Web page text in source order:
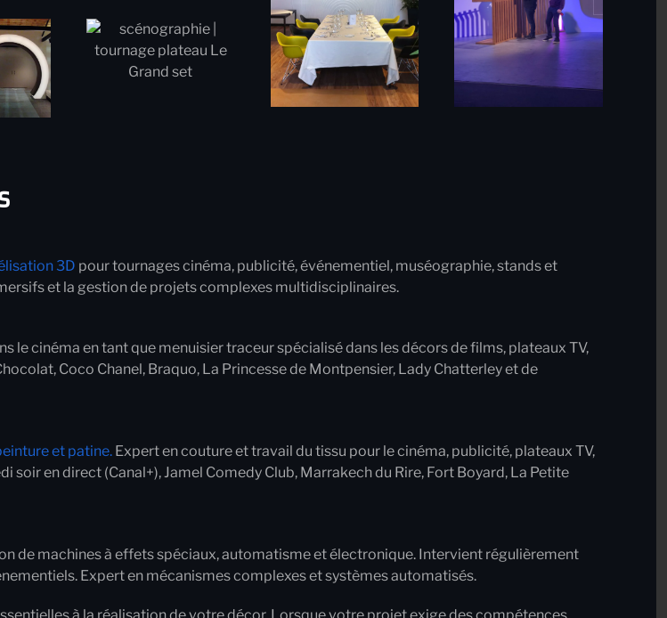
3D pour tournages cinéma, publicité, événementiel, muséographie, stands et
et la gestion de projets complexes multidisciplinaires.
le cinéma en tant que menuisier traceur spécialisé dans les décors de films, plateaux TV,
Coco Chanel, Braquo, La Princesse de Montpensier, Lady Chatterley et de
et patine. Expert en couture et travail du tissu pour le cinéma, publicité, plateaux TV,
en direct (Canal+), Jamel Comedy Club, Marrakech du Rire, Fort Boyard, La Petite
de machines à effets spéciaux, automatisme et électronique. Intervient régulièrement
Expert en mécanismes complexes et systèmes automatisés.
à la réalisation de votre décor. Lorsque votre projet exige des compétences